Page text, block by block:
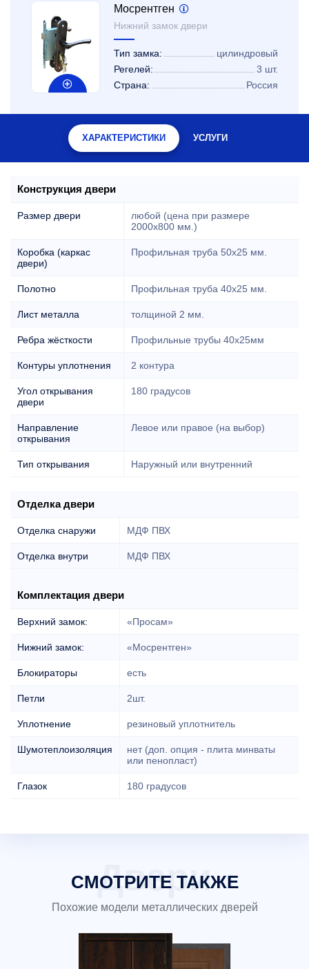
Мосрентген
Нижний замок двери
Тип замка:
цилиндровый
Регелей:
3 шт.
Страна:
Россия
ХАРАКТЕРИСТИКИ УСЛУГИ
Конструкция двери
Размер двери
любой (цена при размере
2000x800 мм.)
Коробка (каркас
двери)
Профильная труба 50х25 мм.
Полотно Профильная труба 40х25 мм.
Лист металла толщиной 2 мм.
Ребра жёсткости Профильные трубы 40х25мм
Контуры уплотнения 2 контура
Угол открывания
двери
180 градусов
Направление
открывания
Левое или правое (на выбор)
Тип открывания Наружный или внутренний
Отделка двери
Отделка снаружи МДФ ПВХ
Отделка внутри МДФ ПВХ
Комплектация двери
Верхний замок: «Просам»
Нижний замок: «Мосрентген»
Блокираторы есть
Петли 2шт.
Уплотнение резиновый уплотнитель
Шумотеплоизоляция
нет (доп. опция - плита минваты
или пенопласт)
Глазок 180 градусов
СМОТРИТЕ ТАКЖЕ
Похожие модели металлических дверей